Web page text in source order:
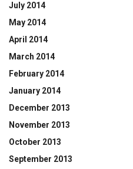
July 2014
May 2014
April 2014
March 2014
February 2014
January 2014
December 2013
November 2013
October 2013
September 2013